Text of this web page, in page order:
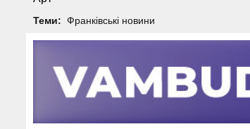
Теми: Франківські новини